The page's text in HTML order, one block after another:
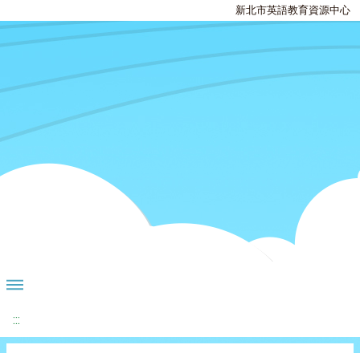
新北市英語教育資源中心
:::